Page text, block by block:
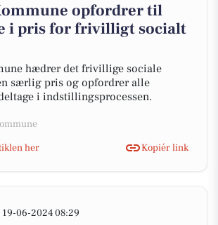
opfordrer til
i pris for frivilligt socialt
hædrer det frivillige sociale
særlig pris og opfordrer alle
i indstillingsprocessen.
her
Kopiér link
19-06-2024 08:29